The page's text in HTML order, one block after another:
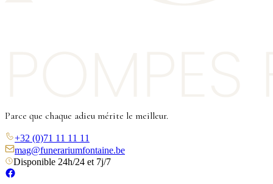
Parce que chaque adieu mérite le meilleur.
+32 (0)71 11 11 11
mag@funerariumfontaine.be
Disponible 24h/24 et 7j/7